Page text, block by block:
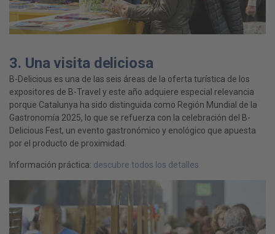
3. Una visita deliciosa
B-Delicious es una de las seis áreas de la oferta turística de los
expositores de B-Travel y este año adquiere especial relevancia
porque Catalunya ha sido distinguida como Región Mundial de la
Gastronomía 2025, lo que se refuerza con la celebración del B-
Delicious Fest, un evento gastronómico y enológico que apuesta
por el producto de proximidad.
Información práctica: descubre todos los detalles